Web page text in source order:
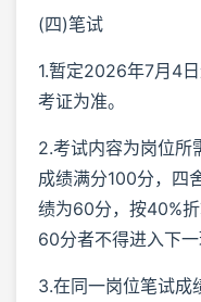
(四)笔试
1.暂定2026年7月4
考证为准。
2.考试内容为岗位所
成绩满分100分，四
绩为60分，按40%
60分者不得进入下一
3.在同一岗位笔试成